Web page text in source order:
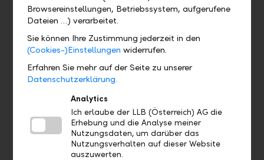
Steueridentifikationsnummer(n)
Geburtsdatum/- ort (bei natürlichen
Personen)
Konto-/Depotnummer(n): Spar-, Einlagen-,
Giro- und Depotgeschäft
Konto-/Depotsalden/-werte zum Jahresende
bzw. die Schließung des Kontos/Depots
Kapitalerträge, andere Erträge aus den
Vermögenswerten auf dem Konto/Depot und
Veräußerungserlöse
Browsereinstellungen, Betriebssystem, aufgerufene
Dateien …) verarbeitet.
Sie können Ihre Zustimmung jederzeit in den
(Cookies-)Einstellungen widerrufen.
Erfahren Sie mehr auf der Seite zu unserer
Datenschutzerklärung.
Analytics
Ich erlaube der LLB (Österreich) AG die
Erhebung und die Analyse meiner
Nutzungsdaten, um darüber das
Nutzungsverhalten auf dieser Website
auszuwerten.